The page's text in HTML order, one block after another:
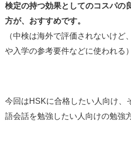
検定の持つ効果としてのコスパの
方が、おすすめです。
（中検は海外で評価されないけど
や入学の参考要件などに使われる）
今回はHSKに合格したい人向け、
語会話を勉強したい人向けの勉強